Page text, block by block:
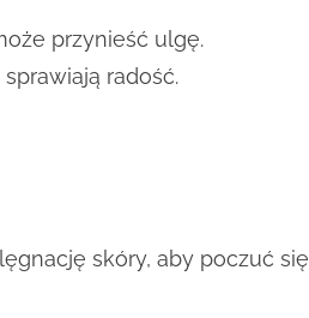
przynieść ulgę.
radość.
skóry, aby poczuć się